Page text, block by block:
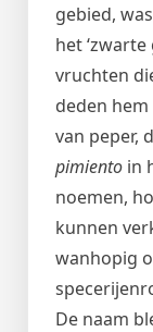
gebied,
het
vruchten
deden
van peper,
pimiento in
noemen,
kunnen
wanhopig
De naam